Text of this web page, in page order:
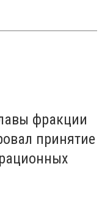
фракции
принятие